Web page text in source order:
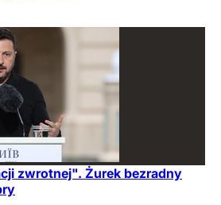
zwrotnej". Żurek bezradny